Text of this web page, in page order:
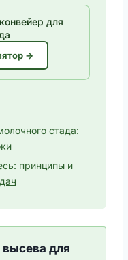
для
→
стада:
принципы и
для